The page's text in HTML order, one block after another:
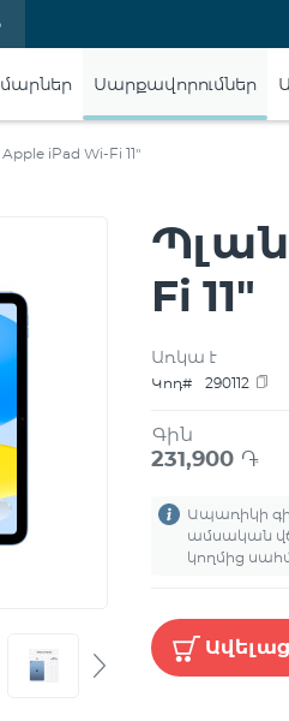
Սարքավորումներ
iPad Wi-Fi 11"
Fi 11"
Առկա է
Կոդ#
290112
Գին
231,900 ֏
Ապառիկի
ամսական
կողմից